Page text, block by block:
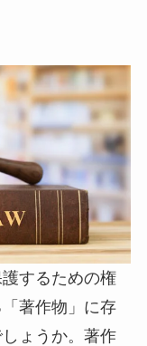
するための権
著作物」に存
ょうか。著作